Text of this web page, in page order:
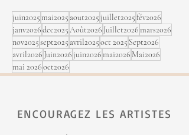
juin2025mai2025 aout2025juillet2025fév2026
janv2026dec2025Août2026 Juillet2026mars2026
nov2025sept2025 avril2025oct 2025 Sept2026
avril2026 Juin2026juin2026mai2026 Mai2026
mai 2026oct2026
ENCOURAGEZ LES ARTISTES